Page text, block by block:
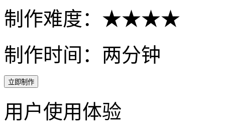
制作难度：★★★★
制作时间：两分钟
立即制作
用户使用体验